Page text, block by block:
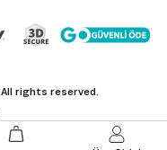
All rights reserved.